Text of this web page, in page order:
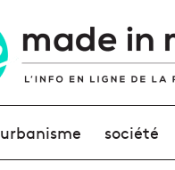
urbanisme société